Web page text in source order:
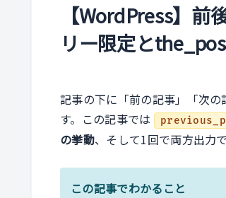
【WordPress】
リー限定と
記事の下に「前の記事」「次
す。この記事では
の挙動、そして1回で両方出力
この記事でわかること